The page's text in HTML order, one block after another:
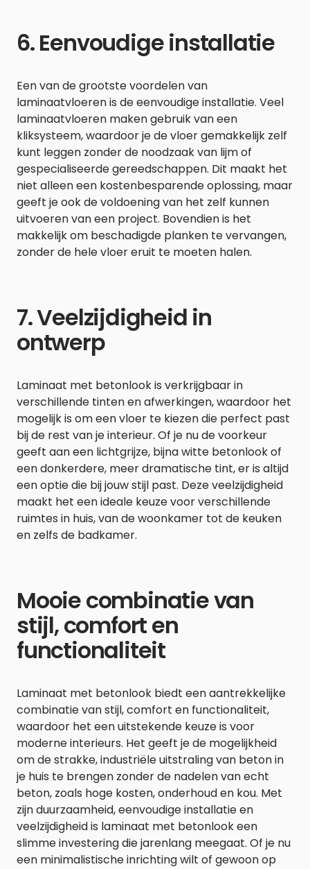
6. Eenvoudige installatie
Een van de grootste voordelen van
laminaatvloeren is de eenvoudige installatie. Veel
laminaatvloeren maken gebruik van een
kliksysteem, waardoor je de vloer gemakkelijk zelf
kunt leggen zonder de noodzaak van lijm of
gespecialiseerde gereedschappen. Dit maakt het
niet alleen een kostenbesparende oplossing, maar
geeft je ook de voldoening van het zelf kunnen
uitvoeren van een project. Bovendien is het
makkelijk om beschadigde planken te vervangen,
zonder de hele vloer eruit te moeten halen.
7. Veelzijdigheid in
ontwerp
Laminaat met betonlook is verkrijgbaar in
verschillende tinten en afwerkingen, waardoor het
mogelijk is om een vloer te kiezen die perfect past
bij de rest van je interieur. Of je nu de voorkeur
geeft aan een lichtgrijze, bijna witte betonlook of
een donkerdere, meer dramatische tint, er is altijd
een optie die bij jouw stijl past. Deze veelzijdigheid
maakt het een ideale keuze voor verschillende
ruimtes in huis, van de woonkamer tot de keuken
en zelfs de badkamer.
Mooie combinatie van
stijl, comfort en
functionaliteit
Laminaat met betonlook biedt een aantrekkelijke
combinatie van stijl, comfort en functionaliteit,
waardoor het een uitstekende keuze is voor
moderne interieurs. Het geeft je de mogelijkheid
om de strakke, industriële uitstraling van beton in
je huis te brengen zonder de nadelen van echt
beton, zoals hoge kosten, onderhoud en kou. Met
zijn duurzaamheid, eenvoudige installatie en
veelzijdigheid is laminaat met betonlook een
slimme investering die jarenlang meegaat. Of je nu
een minimalistische inrichting wilt of gewoon op